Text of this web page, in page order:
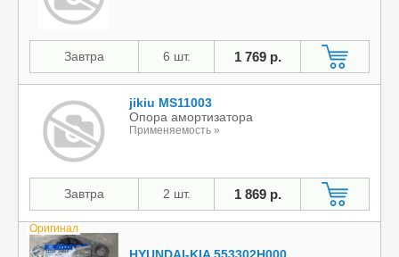
Завтра 6 шт. 1 769 р.
jikiu MS11003
Опора амортизатора
Применяемость »
Завтра 2 шт. 1 869 р.
Оригинал